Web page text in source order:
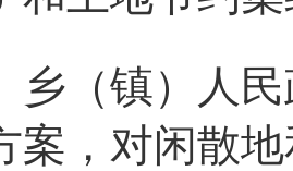
镇）人民
案，对闲散